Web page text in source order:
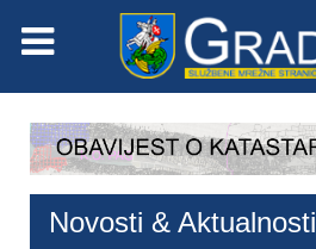
Novosti & Aktualnosti